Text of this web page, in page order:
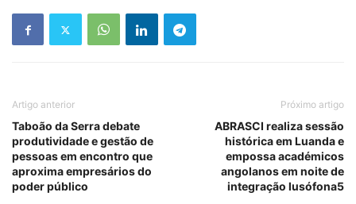
Artigo anterior
Taboão da Serra debate
produtividade e gestão de
pessoas em encontro que
aproxima empresários do
poder público
Próximo artigo
ABRASCI realiza sessão
histórica em Luanda e
empossa académicos
angolanos em noite de
integração lusófona5